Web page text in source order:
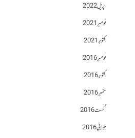
اپریل 2022
نومبر 2021
اکتوبر 2021
نومبر 2016
اکتوبر 2016
ستمبر 2016
اگست 2016
جولائی 2016